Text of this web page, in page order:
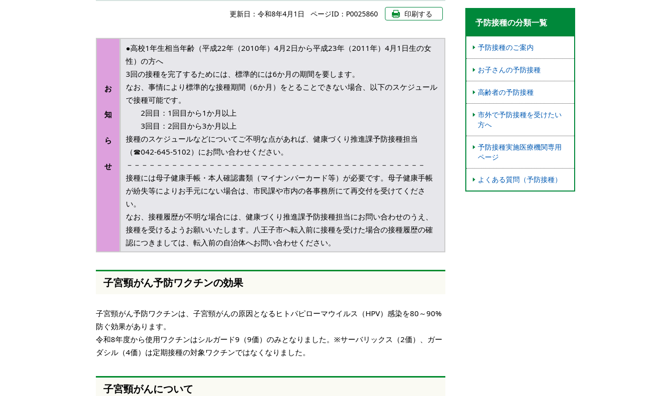
キ
て
更新日： 令和8年4月1日 ページID：P0025860 印刷する
お
知
ら
せ
●高校1年生相当年齢（平成22年（2010年）4月2日から平成23年（2011年）4月1日生の女
性）の方へ
3回の接種を完了するためには、標準的には6か月の期間を要します。
なお、事情により標準的な接種期間（6か月）をとることできない場合、以下のスケジュール
で接種可能です。
2回目：1回目から1か月以上
3回目：2回目から3か月以上
接種のスケジュールなどについてご不明な点があれば、健康づくり推進課予防接種担当
（☎042-645-5102）にお問い合わせください。
－－－－－－－－－－－－－－－－－－－－－－－－－－－－－－－－－－－－－－－－
接種には母子健康手帳・本人確認書類（マイナンバーカード等）が必要です。母子健康手帳
が紛失等によりお手元にない場合は、市民課や市内の各事務所にて再交付を受けてくださ
い。
なお、接種履歴が不明な場合には、健康づくり推進課予防接種担当にお問い合わせのうえ、
接種を受けるようお願いいたします。八王子市へ転入前に接種を受けた場合の接種履歴の確
認につきましては、転入前の自治体へお問い合わせください。
子宮頸がん予防ワクチンの効果
子宮頸がん予防ワクチンは、子宮頸がんの原因となるヒトパピローマウイルス（HPV）感染を80～90%
防ぐ効果があります。
令和8年度から使用ワクチンはシルガード9（9価）のみとなりました。※サーバリックス（2価）、ガー
ダシル（4価）は定期接種の対象ワクチンではなくなりました。
子宮頸がんについて
予防接種の分類一覧
予防接種のご案内
お子さんの予防接種
高齢者の予防接種
市外で予防接種を受けたい
方へ
予防接種実施医療機関専用
ページ
よくある質問（予防接種）